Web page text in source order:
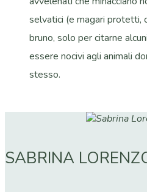
selvatici (e magari protetti,
bruno, solo per citarne
essere nocivi agli animali
stesso.
SABRINA